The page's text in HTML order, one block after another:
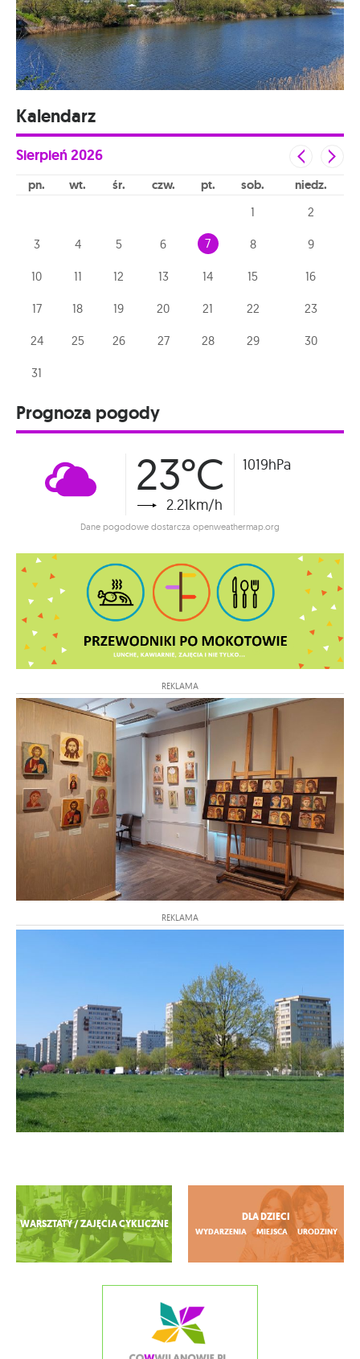
Kalendarz
Sierpień2026
pn wt śr czw pt sob niedz
1 2
3 4 5 6 7 8 9
10 11 12 13 14 15 16
17 18 19 20 21 22 23
24 25 26 27 28 29 30
31
Prognoza pogody
23°C
2.21km/h
1019hPa
Dane pogodowe dostarcza openweathermap.org
REKLAMA
REKLAMA
Zobacz więcej
WARSZTATY / ZAJĘCIA CYKLICZNE
DLA DZIECI
WYDARZENIA MIEJSCA URODZINY